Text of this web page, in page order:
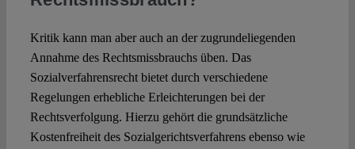
Kritik kann man aber auch an der zugrundeliegenden
Annahme des Rechtsmissbrauchs üben. Das
Sozialverfahrensrecht bietet durch verschiedene
Regelungen erhebliche Erleichterungen bei der
Rechtsverfolgung. Hierzu gehört die grundsätzliche
Kostenfreiheit des Sozialgerichtsverfahrens ebenso wie